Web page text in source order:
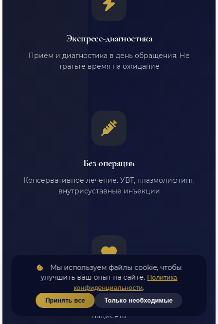
Экспресс-диагностика
Приём и диагностика в день обращения. Не
тратьте время на ожидание
Без операции
Консервативное лечение. УВТ, плазмолифтинг,
внутрисуставные инъекции
Индивидуальный подход
Персональный план лечения для каждого
пациента
Мы используем файлы cookie, чтобы
улучшить ваш опыт на сайте. Политика
конфиденциальности.
Принять все Только необходимые